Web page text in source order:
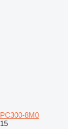
PC300-8M0
15